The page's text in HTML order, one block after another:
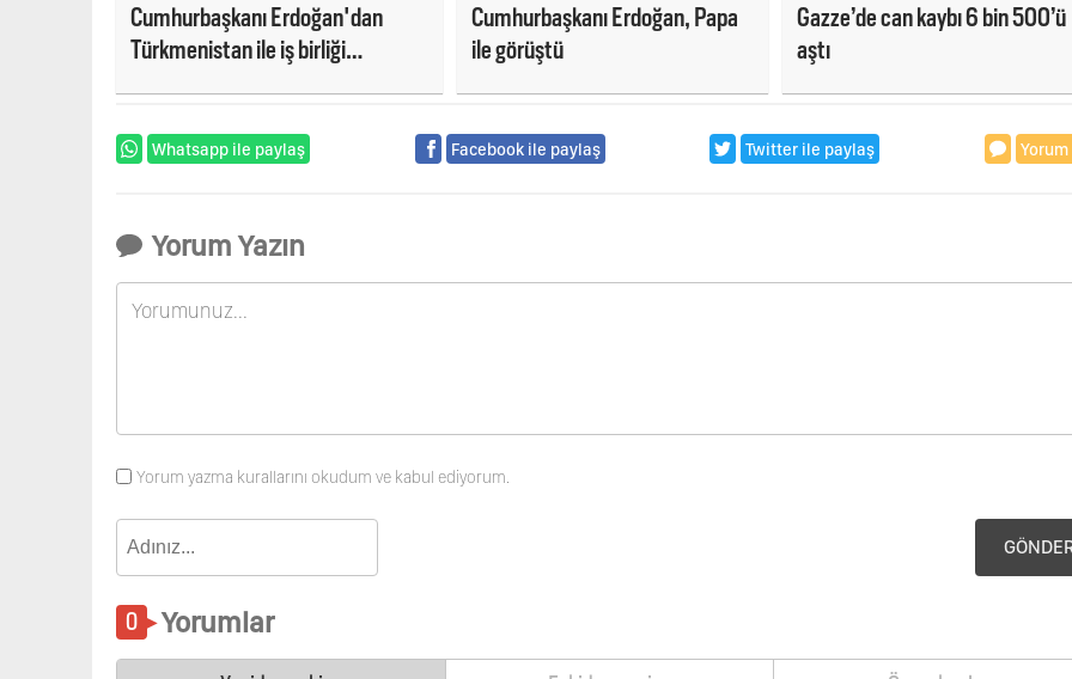
Cumhurbaşkanı Erdoğan'dan
Türkmenistan ile iş birliği
Cumhurbaşkanı Erdoğan, Papa
ile görüştü
Gazze’de can kaybı 6 bin 500’ü
aştı
Whatsapp ile paylaş Facebook ile paylaş Twitter ile paylaş Yorum
Yorum Yazın
Yorum yazma kurallarını okudum ve kabul ediyorum.
Yorumlar